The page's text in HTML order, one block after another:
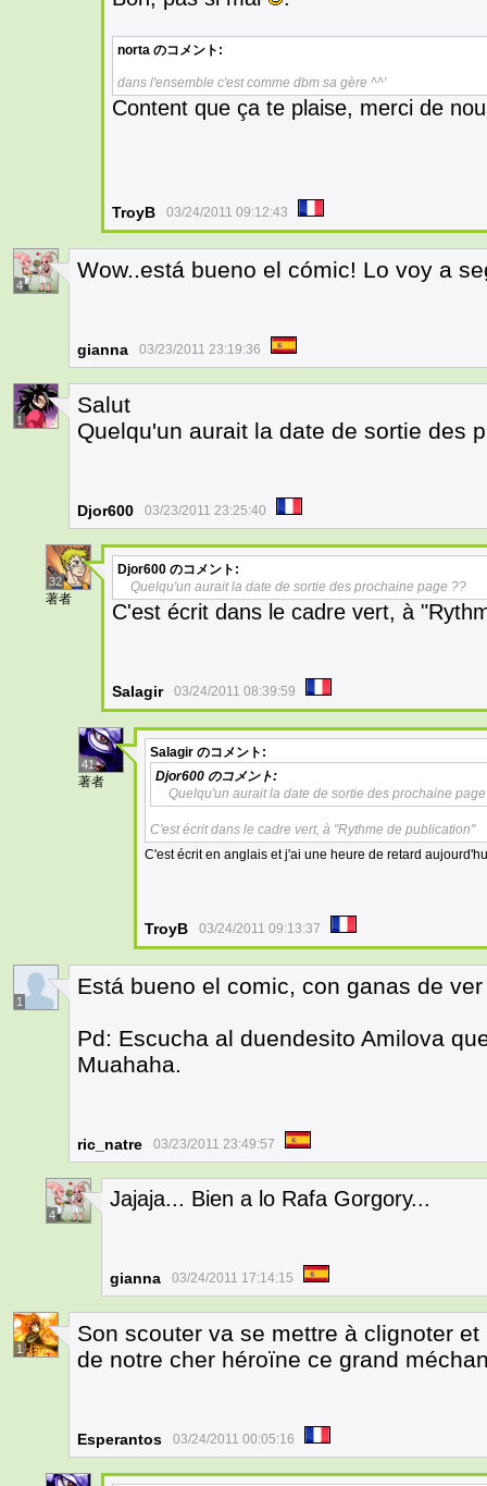
norta のコメント:
dans l'ensemble c'est comme dbm sa gère ^^'
Content que ça te plaise, merci de
TroyB 03/24/2011 09:12:43
4
Wow..está bueno el cómic! Lo voy a
gianna 03/23/2011 23:19:36
1
Salut
Quelqu'un aurait la date de sortie des
Djor600 03/23/2011 23:25:40
32
著者
Djor600 のコメント:
Quelqu'un aurait la date de sortie des prochaine page ??
C'est écrit dans le cadre vert, à
Salagir 03/24/2011 08:39:59
41
著者
Salagir のコメント:
Djor600 のコメント:
Quelqu'un aurait la date de sortie des prochaine
C'est écrit dans le cadre vert, à "Rythme de publication"
C'est écrit en anglais et j'ai une heure de retard
TroyB 03/24/2011 09:13:37
1
Está bueno el comic, con ganas de
Pd: Escucha al duendesito Amilova
Muahaha.
ric_natre 03/23/2011 23:49:57
4
Jajaja... Bien a lo Rafa Gorgory...
gianna 03/24/2011 17:14:15
1
Son scouter va se mettre à clignoter
de notre cher héroïne ce grand
Esperantos 03/24/2011 00:05:16